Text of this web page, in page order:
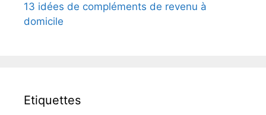
13 idées de compléments de revenu à
domicile
Etiquettes